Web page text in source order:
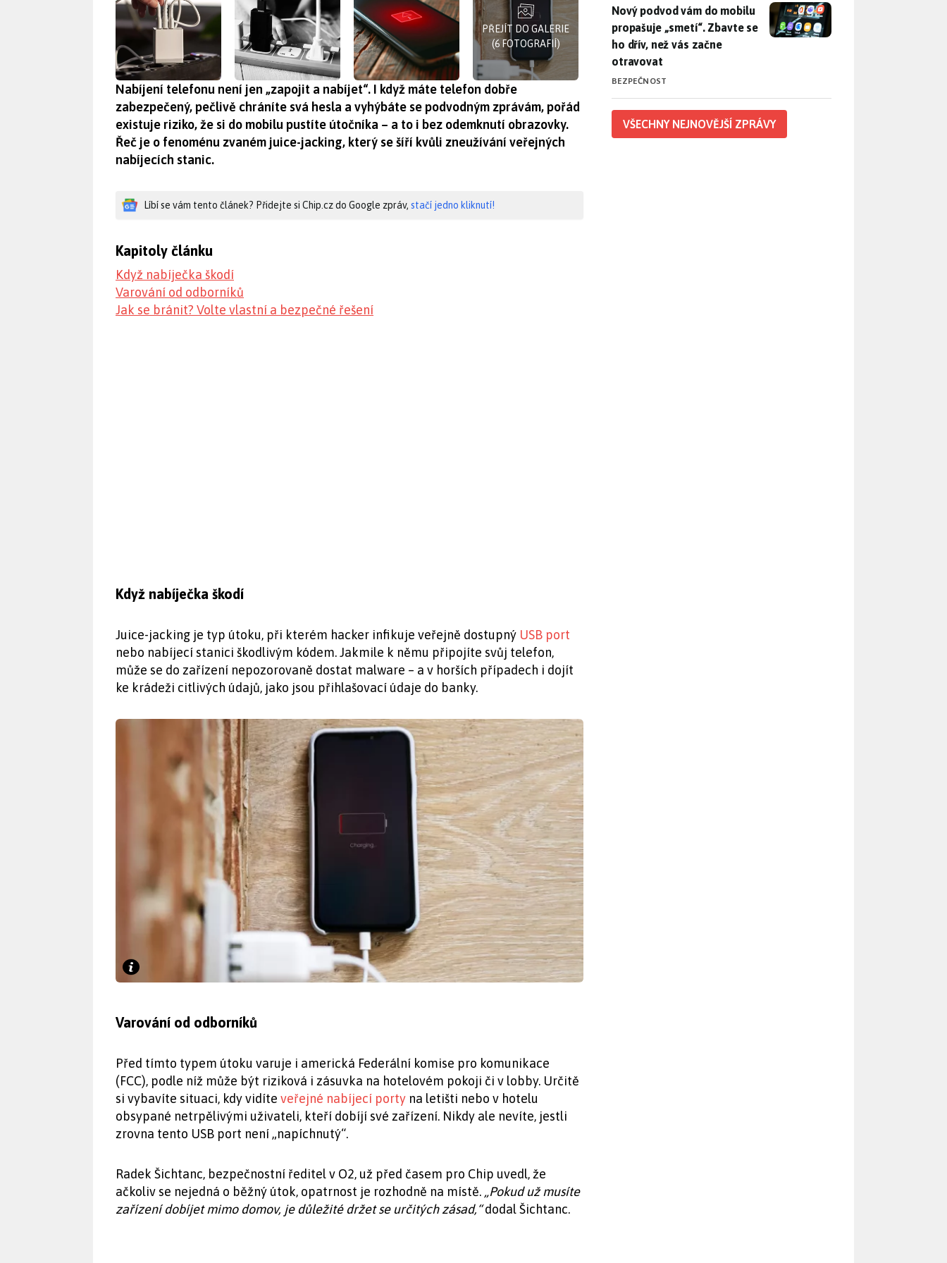
PŘEJÍT DO GALERIE
(6 FOTOGRAFIÍ)
Nabíjení telefonu není jen „zapojit a nabíjet“. I když máte telefon dobře
zabezpečený, pečlivě chráníte svá hesla a vyhýbáte se podvodným zprávám, pořád
existuje riziko, že si do mobilu pustíte útočníka – a to i bez odemknutí obrazovky.
Řeč je o fenoménu zvaném juice-jacking, který se šíří kvůli zneužívání veřejných
nabíjecích stanic.
Líbí se vám tento článek? Přidejte si Chip.cz do Google zpráv, stačí jedno kliknutí!
Kapitoly článku
Když nabíječka škodí
Varování od odborníků
Jak se bránit? Volte vlastní a bezpečné řešení
Když nabíječka škodí
Juice-jacking je typ útoku, při kterém hacker infikuje veřejně dostupný USB port
nebo nabíjecí stanici škodlivým kódem. Jakmile k němu připojíte svůj telefon,
může se do zařízení nepozorovaně dostat malware – a v horších případech i dojít
ke krádeži citlivých údajů, jako jsou přihlašovací údaje do banky.
Varování od odborníků
Před tímto typem útoku varuje i americká Federální komise pro komunikace
(FCC), podle níž může být riziková i zásuvka na hotelovém pokoji či v lobby. Určitě
si vybavíte situaci, kdy vidíte veřejné nabíjecí porty na letišti nebo v hotelu
obsypané netrpělivými uživateli, kteří dobíjí své zařízení. Nikdy ale nevíte, jestli
zrovna tento USB port není „napíchnutý“.
Radek Šichtanc, bezpečnostní ředitel v O2, už před časem pro Chip uvedl, že
ačkoliv se nejedná o běžný útok, opatrnost je rozhodně na místě. „Pokud už musíte
zařízení dobíjet mimo domov, je důležité držet se určitých zásad,“dodal Šichtanc.
Nový podvod vám do mobilu propašuje „smetí“. Zbavte se ho dřív,
Nový podvod vám do mobilu
propašuje „smetí“. Zbavte se
ho dřív, než vás začne
otravovat
BEZPEČNOST
VŠECHNY NEJNOVĚJŠÍ ZPRÁVY